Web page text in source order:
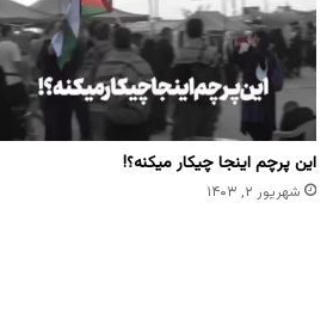
این پرچم اینجا چیکار میکنه؟!
شهریور ۲, ۱۴۰۳